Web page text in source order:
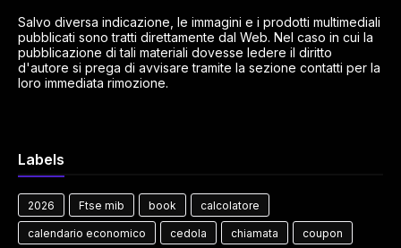
Salvo diversa indicazione, le immagini e i prodotti multimediali
pubblicati sono tratti direttamente dal Web. Nel caso in cui la
pubblicazione di tali materiali dovesse ledere il diritto
d'autore si prega di avvisare tramite la sezione contatti per la
loro immediata rimozione.
Labels
2026 Ftse mib book calcolatore
calendario economico cedola chiamata coupon